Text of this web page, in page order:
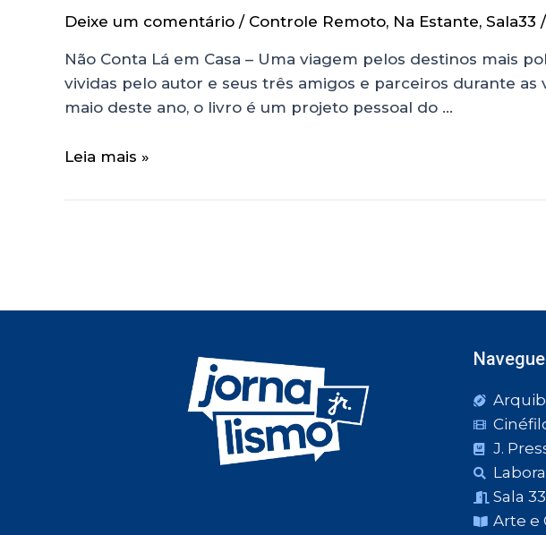
Deixe um comentário / Controle Remoto, Na Estante, Sala33
Não Conta Lá em Casa – Uma viagem pelos destinos mais
vividas pelo autor e seus três amigos e parceiros durante
maio deste ano, o livro é um projeto pessoal do …
Leia mais »
J.
Sala 33
Arte e